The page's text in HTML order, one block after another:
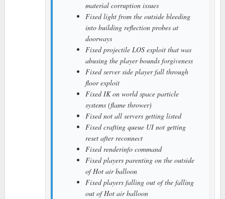
material corruption issues
Fixed light from the outside bleeding
into building reflection probes at
doorways
Fixed projectile LOS exploit that was
abusing the player bounds forgiveness
Fixed server side player fall through
floor exploit
Fixed IK on world space particle
systems (flame thrower)
Fixed not all servers getting listed
Fixed crafting queue UI not getting
reset after reconnect
Fixed renderinfo command
Fixed players parenting on the outside
of Hot air balloon
Fixed players falling out of the falling
out of Hot air balloon